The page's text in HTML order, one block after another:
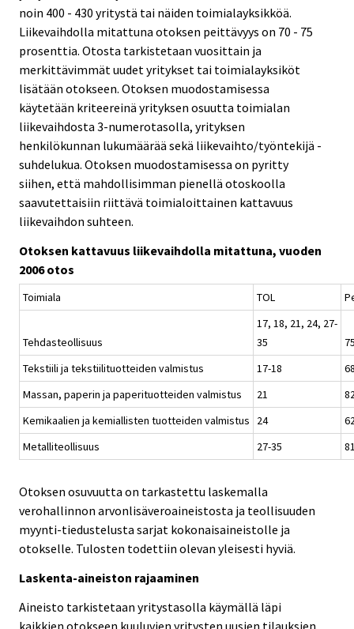
noin 400 - 430 yritystä tai näiden toimialayksikköä.
Liikevaihdolla mitattuna otoksen peittävyys on 70 - 75
prosenttia. Otosta tarkistetaan vuosittain ja
merkittävimmät uudet yritykset tai toimialayksiköt
lisätään otokseen. Otoksen muodostamisessa
käytetään kriteereinä yrityksen osuutta toimialan
liikevaihdosta 3-numerotasolla, yrityksen
henkilökunnan lukumäärää sekä liikevaihto/työntekijä -
suhdelukua. Otoksen muodostamisessa on pyritty
siihen, että mahdollisimman pienellä otoskoolla
saavutettaisiin riittävä toimialoittainen kattavuus
liikevaihdon suhteen.
Otoksen kattavuus liikevaihdolla mitattuna, vuoden
2006 otos
Toimiala TOL
Tehdasteollisuus
17, 18, 21, 24, 27-
35
Tekstiili ja tekstiilituotteiden valmistus
17-18
Massan, paperin ja paperituotteiden valmistus
21
Kemikaalien ja kemiallisten tuotteiden valmistus
24
Metalliteollisuus
27-35
Otoksen osuvuutta on tarkastettu laskemalla
verohallinnon arvonlisäveroaineistosta ja teollisuuden
myynti-tiedustelusta sarjat kokonaisaineistolle ja
otokselle. Tulosten todettiin olevan yleisesti hyviä.
Laskenta-aineiston rajaaminen
Aineisto tarkistetaan yritystasolla käymällä läpi
kaikkien otokseen kuuluvien yritysten uusien tilauksien